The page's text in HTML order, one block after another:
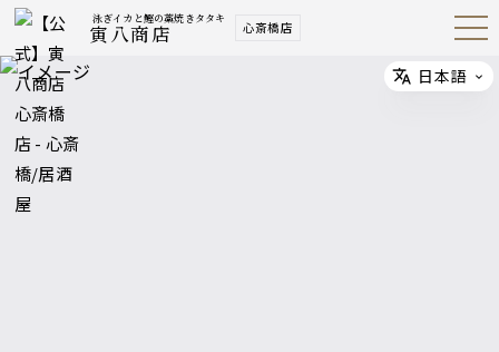
泳ぎイカと鰹の藁焼きタタキ
寅八商店 心斎橋店 Open
Navig
Select
日本語